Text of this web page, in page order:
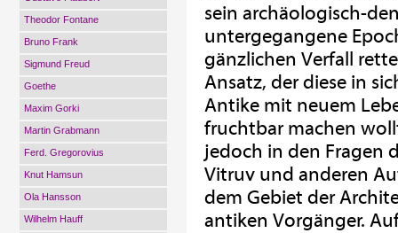
Theodor Fontane
Bruno Frank
Sigmund Freud
Goethe
Maxim Gorki
Martin Grabmann
Ferd. Gregorovius
Knut Hamsun
Ola Hansson
Wilhelm Hauff
sein archäologisch-
untergegangene
gänzlichen Verfall
Ansatz, der diese in
Antike mit neuem
fruchtbar machen
jedoch in den Fragen
Vitruv und anderen
dem Gebiet der
antiken Vorgänger.